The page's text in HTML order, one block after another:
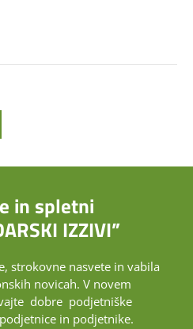
in spletni
IZZIVI”
strokovne nasvete in vabila
novicah. V novem
dobre podjetniške
in podjetnike.